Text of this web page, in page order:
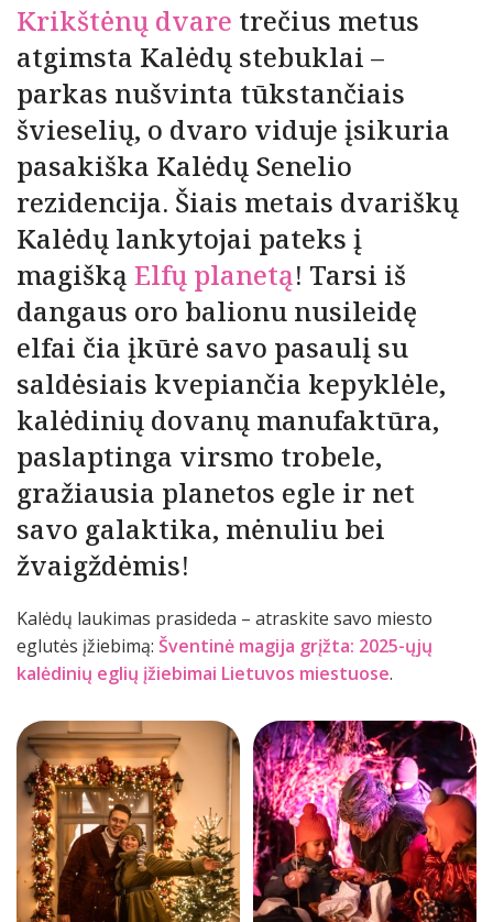
Krikštėnų dvare trečius metus
atgimsta Kalėdų stebuklai –
parkas nušvinta tūkstančiais
švieselių, o dvaro viduje įsikuria
pasakiška Kalėdų Senelio
rezidencija. Šiais metais dvariškų
Kalėdų lankytojai pateks į
magišką Elfų planetą! Tarsi iš
dangaus oro balionu nusileidę
elfai čia įkūrė savo pasaulį su
saldėsiais kvepiančia kepyklėle,
kalėdinių dovanų manufaktūra,
paslaptinga virsmo trobele,
gražiausia planetos egle ir net
savo galaktika, mėnuliu bei
žvaigždėmis!
Kalėdų laukimas prasideda – atraskite savo miesto
eglutės įžiebimą: Šventinė magija grįžta: 2025-ųjų
kalėdinių eglių įžiebimai Lietuvos miestuose.